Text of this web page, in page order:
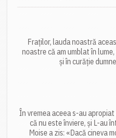
Fraților, lauda noastră
noastre că am umblat în
și în curăție
În vremea aceea s-au
că nu este înviere, și L-au
Moise a zis: «Dacă cineva